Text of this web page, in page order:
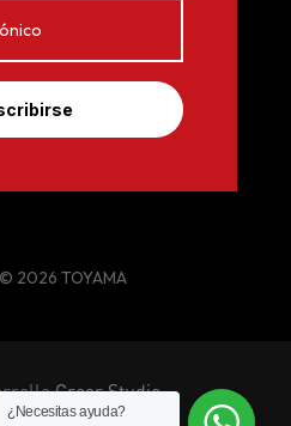
2026 TOYAMA
Crear Studio
¿Necesitas ayuda?